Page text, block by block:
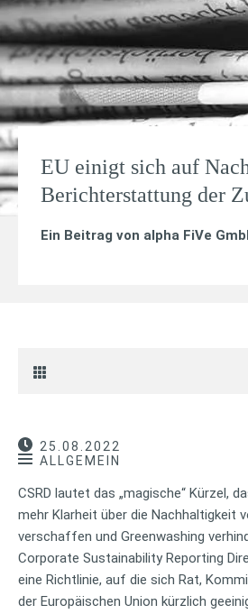
EU einigt sich auf
Berichterstattung der
Ein Beitrag von alpha FiVe
25.08.2022
ALLGEMEIN
CSRD lautet das „magische“ Kürzel,
mehr Klarheit über die Nachhaltigkeit
verschaffen und Greenwashing
Corporate Sustainability Reporting
eine Richtlinie, auf die sich Rat,
der Europäischen Union kürzlich